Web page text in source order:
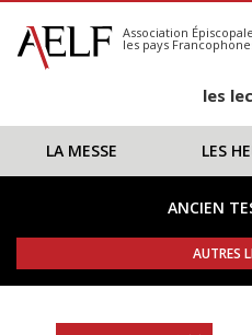
S'abonner
Calendrier
Association
les pays
les
LA MESSE LES
ANCIEN
AUTRES